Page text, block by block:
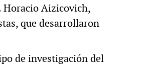
Horacio Aizicovich,
que desarrollaron
de investigación del